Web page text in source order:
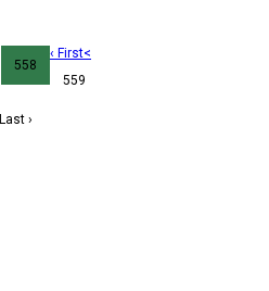
‹ First<
558
559
Last ›